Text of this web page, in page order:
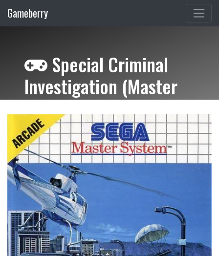
Gameberry
Special Criminal
Investigation (Master
System)